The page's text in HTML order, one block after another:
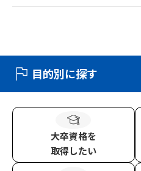
目的別に探す
大卒資格を
取得したい